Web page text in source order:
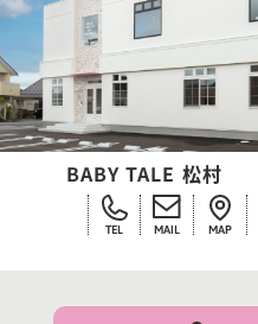
BABY TALE 松村
TEL MAIL MAP